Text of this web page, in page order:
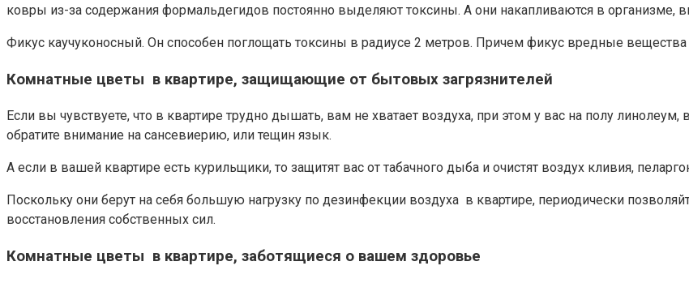
ковры из-за содержания формальдегидов постоянно выделяют токсины. А они накапливаются в организме,
Фикус каучуконосный. Он способен поглощать токсины в радиусе 2 метров. Причем фикус вредные вещества
Комнатные цветы в квартире, защищающие от бытовых загрязнителей
Если вы чувствуете, что в квартире трудно дышать, вам не хватает воздуха, при этом у вас на полу
обратите внимание на сансевиерию, или тещин язык.
А если в вашей квартире есть курильщики, то защитят вас от табачного дыба и очистят воздух кливия,
Поскольку они берут на себя большую нагрузку по дезинфекции воздуха в квартире, периодически
восстановления собственных сил.
Комнатные цветы в квартире, заботящиеся о вашем здоровье